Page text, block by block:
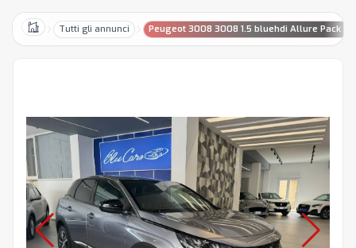
HomeTutti gli annunci Peugeot 3008 3008 1.5 bluehdi Allure Pack